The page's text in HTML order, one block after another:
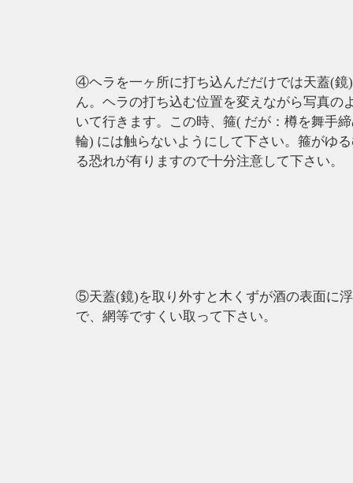
④ヘラを一ヶ所に打ち込んだだけでは天蓋(鏡
ん。ヘラの打ち込む位置を変えながら写真の
いて行きます。この時、箍( だが：樽を舞手
輪) には触らないようにして下さい。箍がゆ
る恐れが有りますので十分注意して下さい。
⑤天蓋(鏡)を取り外すと木くずが酒の表面に
で、網等ですくい取って下さい。